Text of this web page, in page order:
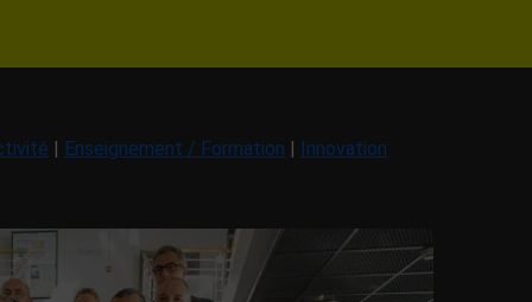
| Enseignement / Formation | Innovation